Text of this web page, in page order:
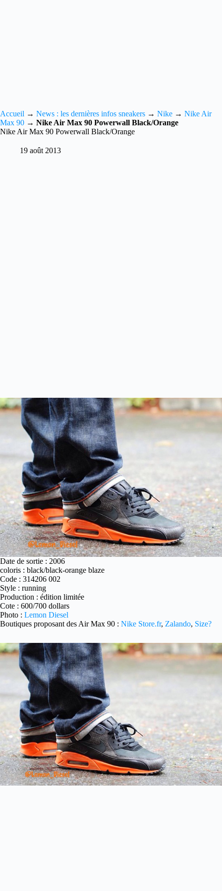
Accueil → News : les dernières infos sneakers → Nike → Nike Air
Max 90 → Nike Air Max 90 Powerwall Black/Orange
Nike Air Max 90 Powerwall Black/Orange
19 août 2013
Date de sortie : 2006
coloris : black/black-orange blaze
Code : 314206 002
Style : running
Production : édition limitée
Cote : 600/700 dollars
Photo : Lemon Diesel
Boutiques proposant des Air Max 90 : Nike Store.fr, Zalando, Size?